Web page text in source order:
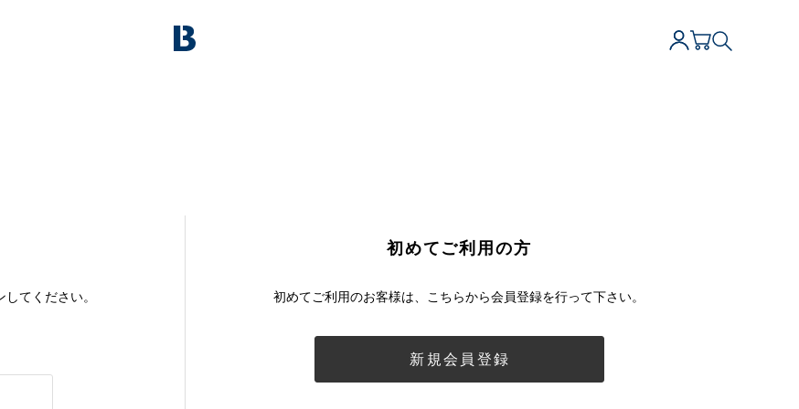
してください。
初めてご利用の方
初めてご利用のお客様は、こちらから会員登録を行って下さい。
新規会員登録